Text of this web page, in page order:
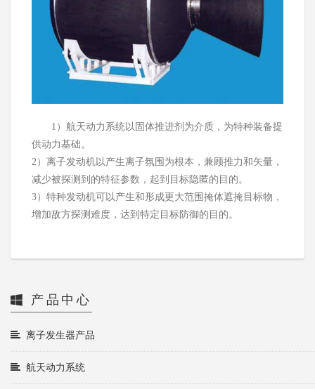
1）航天动力系统以固体推进剂为介质，为特种装备提
供动力基础。
2）离子发动机以产生离子氛围为根本，兼顾推力和矢量，
减少被探测到的特征参数，起到目标隐匿的目的。
3）特种发动机可以产生和形成更大范围掩体遮掩目标物，
增加敌方探测难度，达到特定目标防御的目的。
产品中心
离子发生器产品
航天动力系统